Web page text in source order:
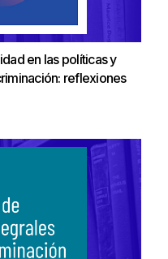
en las políticas y
reflexiones